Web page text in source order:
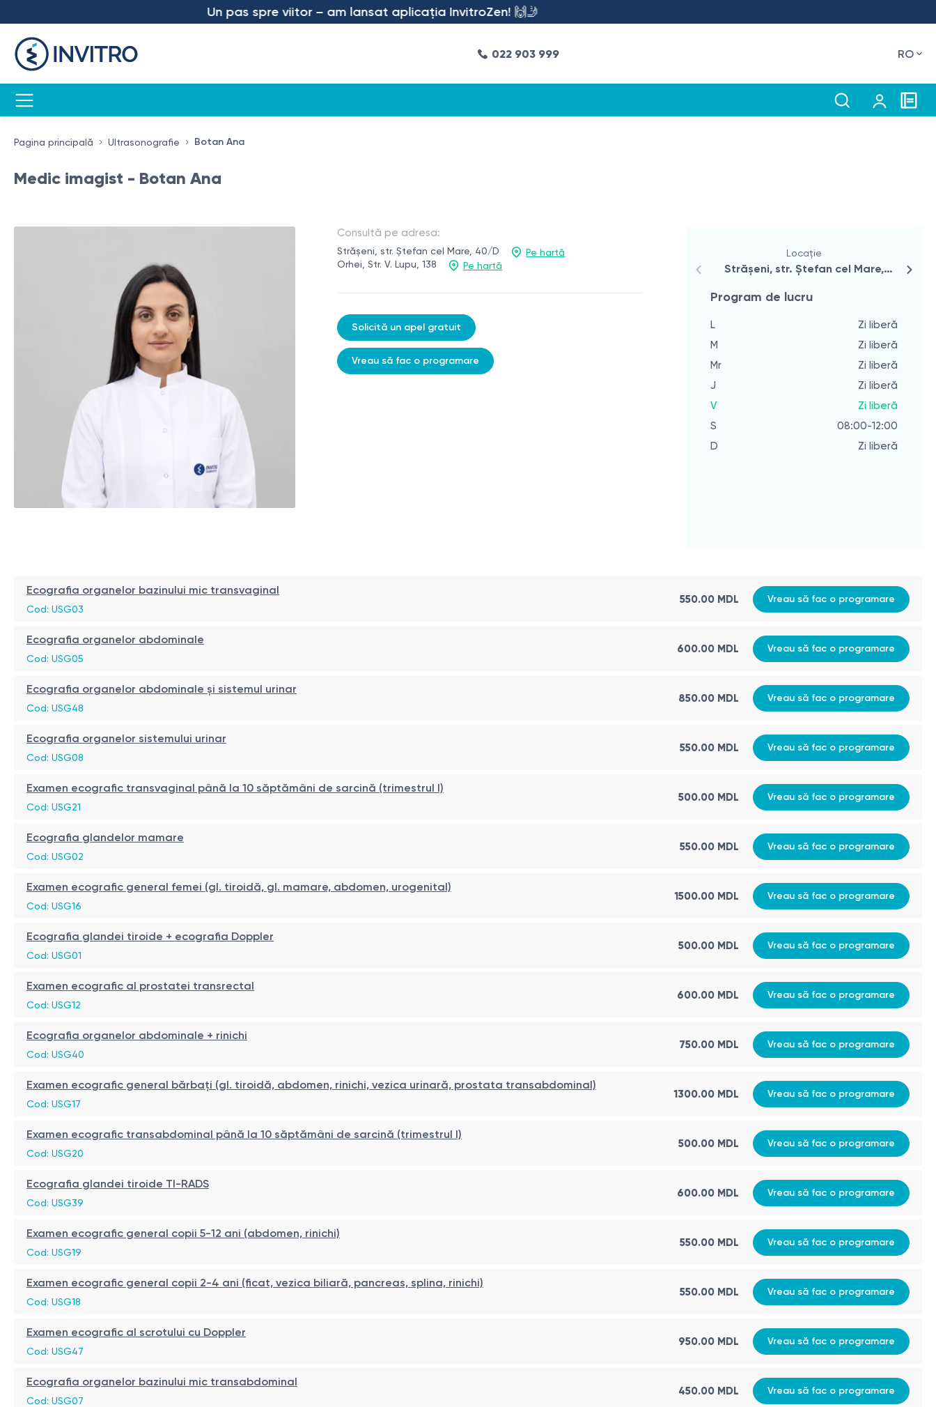
Un pas spre viitor – am lansat aplicația InvitroZen! 🙌🤳
022 903 999 RO
Pagina principală Ultrasonografie Botan Ana
Medic imagist - Botan Ana
Consultă pe adresa:
Strășeni, str. Ștefan cel Mare, 40/D
Pe hartă
Orhei, Str. V. Lupu, 138
Pe hartă
Solicită un apel gratuit
Vreau să fac o programare
Locație
Strășeni, str. Ștefan cel Mare,
Program de lucru
L
Zi liberă
M
Zi liberă
Mr
Zi liberă
J
Zi liberă
V
Zi liberă
S
08:00-12:00
D
Zi liberă
Ecografia organelor bazinului mic transvaginal
Cod: USG03
550.00 MDL Vreau să fac o programare
Ecografia organelor abdominale
Cod: USG05
600.00 MDL Vreau să fac o programare
Ecografia organelor abdominale și sistemul urinar
Cod: USG48
850.00 MDL Vreau să fac o programare
Ecografia organelor sistemului urinar
Cod: USG08
550.00 MDL Vreau să fac o programare
Examen ecografic transvaginal până la 10 săptămâni de sarcină (trimestrul I)
Cod: USG21
500.00 MDL Vreau să fac o programare
Ecografia glandelor mamare
Cod: USG02
550.00 MDL Vreau să fac o programare
Examen ecografic general femei (gl. tiroidă, gl. mamare, abdomen, urogenital)
Cod: USG16
1500.00 MDL Vreau să fac o programare
Ecografia glandei tiroide + ecografia Doppler
Cod: USG01
500.00 MDL Vreau să fac o programare
Examen ecografic al prostatei transrectal
Cod: USG12
600.00 MDL Vreau să fac o programare
Ecografia organelor abdominale + rinichi
Cod: USG40
750.00 MDL Vreau să fac o programare
Examen ecografic general bărbați (gl. tiroidă, abdomen, rinichi, vezica urinară, prostata transabdominal)
Cod: USG17
1300.00 MDL Vreau să fac o programare
Examen ecografic transabdominal până la 10 săptămâni de sarcină (trimestrul I)
Cod: USG20
500.00 MDL Vreau să fac o programare
Ecografia glandei tiroide TI-RADS
Cod: USG39
600.00 MDL Vreau să fac o programare
Examen ecografic general copii 5-12 ani (abdomen, rinichi)
Cod: USG19
550.00 MDL Vreau să fac o programare
Examen ecografic general copii 2-4 ani (ficat, vezica biliară, pancreas, splina, rinichi)
Cod: USG18
550.00 MDL Vreau să fac o programare
Examen ecografic al scrotului cu Doppler
Cod: USG47
950.00 MDL Vreau să fac o programare
Ecografia organelor bazinului mic transabdominal
Cod: USG07
450.00 MDL Vreau să fac o programare